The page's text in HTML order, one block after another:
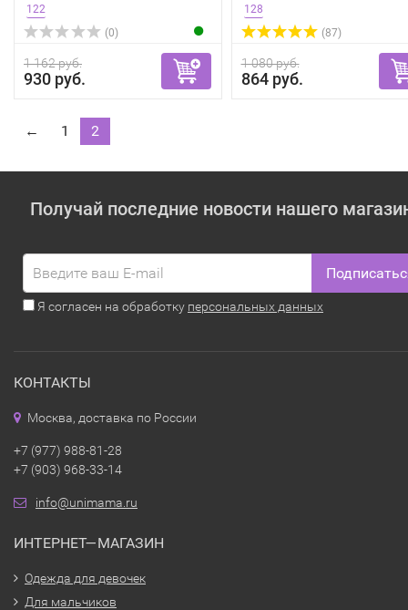
122
(0)
1 162 руб.
930 руб.
128
(87)
1 080 руб.
864 руб.
← 1 2
Получай последние новости нашего
Я согласен на обработку персональных данных
КОНТАКТЫ
Москва, доставка по России
+7 (977) 988-81-28
+7 (903) 968-33-14
info@unimama.ru
ИНТЕРНЕТ—МАГАЗИН
Одежда для девочек
Для мальчиков